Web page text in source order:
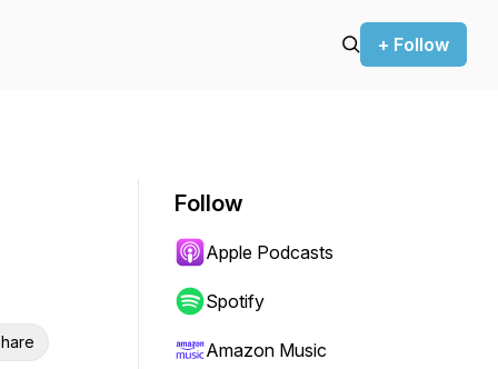
+ Follow
Follow
Apple Podcasts
Spotify
Amazon Music